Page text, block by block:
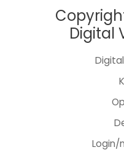
Digital
Login/